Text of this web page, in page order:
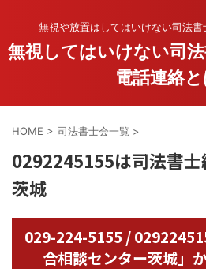
無視や放置はしてはいけない司法
無視してはいけない司
電話連絡と
HOME > 司法書士会一覧 >
0292245155は司法書士
茨城
029-224-5155 /
合相談センター茨城」